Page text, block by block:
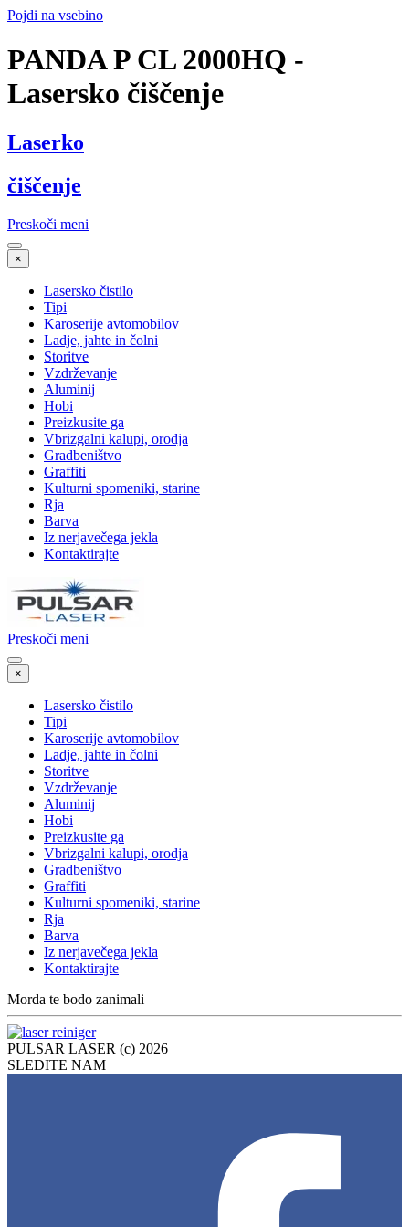
Pojdi na vsebino
PANDA P CL 2000HQ -
Lasersko čiščenje
Laserko
čiščenje
Preskoči meni
×
Lasersko čistilo
Tipi
Karoserije avtomobilov
Ladje, jahte in čolni
Storitve
Vzdrževanje
Aluminij
Hobi
Preizkusite ga
Vbrizgalni kalupi, orodja
Gradbeništvo
Graffiti
Kulturni spomeniki, starine
Rja
Barva
Iz nerjavečega jekla
Kontaktirajte
Preskoči meni
×
Lasersko čistilo
Tipi
Karoserije avtomobilov
Ladje, jahte in čolni
Storitve
Vzdrževanje
Aluminij
Hobi
Preizkusite ga
Vbrizgalni kalupi, orodja
Gradbeništvo
Graffiti
Kulturni spomeniki, starine
Rja
Barva
Iz nerjavečega jekla
Kontaktirajte
Morda te bodo zanimali
PULSAR LASER (c) 2026
SLEDITE NAM